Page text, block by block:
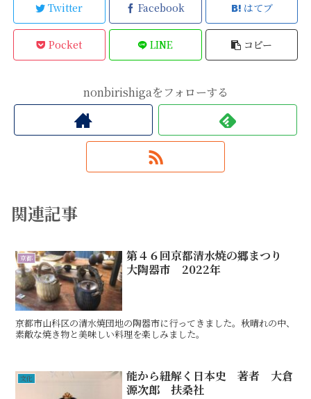
Twitter Facebook はてブ
Pocket LINE コピー
nonbirishigaをフォローする
関連記事
京都
第４６回京都清水焼の郷まつり
大陶器市 2022年
京都市山科区の清水焼団地の陶器市に行ってきました。秋晴れの中、
素敵な焼き物と美味しい料理を楽しみました。
文化
能から紐解く日本史 著者 大倉
源次郎 扶桑社